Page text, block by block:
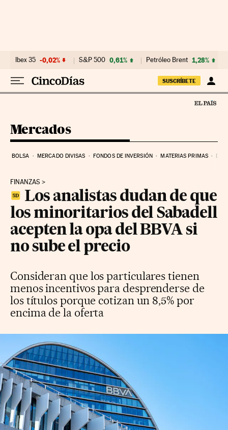
Ibex 35 -0,02% S&P 500 0,61% Petróleo Brent 1,28%
SUSCRÍBETE
Mercados
BOLSA MERCADO DIVISAS FONDOS DE INVERSIÓN MATERIAS PRIMAS
FINANZAS
Los analistas dudan de que
los minoritarios del Sabadell
acepten la opa del BBVA si
no sube el precio
Consideran que los particulares tienen
menos incentivos para desprenderse de
los títulos porque cotizan un 8,5% por
encima de la oferta